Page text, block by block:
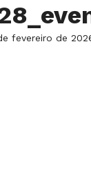
fevereiro de